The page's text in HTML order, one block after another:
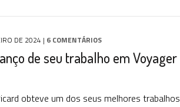
DE 2024 | 6 COMENTÁRIOS
de seu trabalho em Voyager
obteve um dos seus melhores trabalhos